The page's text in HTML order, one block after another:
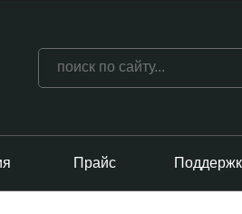
Прайс